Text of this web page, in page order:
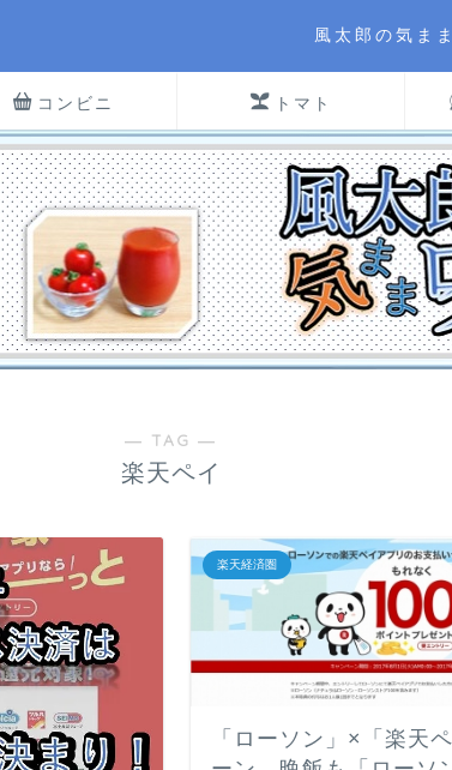
風太郎の気ま
コンビニ トマト
― TAG ―
楽天ペイ
楽天経済圏
「ローソン」×「楽天